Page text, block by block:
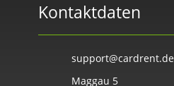
Kontaktdaten
support@cardrent.de
Maggau 5